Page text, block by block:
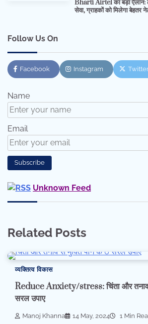
Bharti Airtel का बड़ा ऐलान:
सेवा, ग्राहकों को मिलेगा बेहतर
Follow Us On
Facebook Instagram
Name
Email
Unknown Feed
Related Posts
व्यक्तित्व विकास
Reduce Anxiety/stress: चिंता और
सरल उपाए
Manoj Khanna 14 May, 2024 1 Min